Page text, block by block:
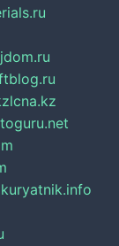
lcna.kz
kuryatnik.info